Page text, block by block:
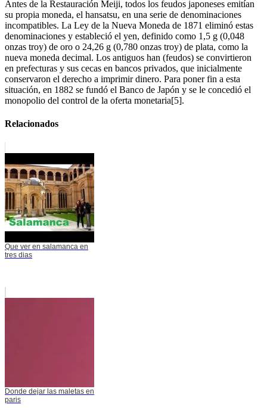
Antes de la Restauración Meiji, todos los feudos japoneses emitían
su propia moneda, el hansatsu, en una serie de denominaciones
incompatibles. La Ley de la Nueva Moneda de 1871 eliminó estas
denominaciones y estableció el yen, definido como 1,5 g (0,048
onzas troy) de oro o 24,26 g (0,780 onzas troy) de plata, como la
nueva moneda decimal. Los antiguos han (feudos) se convirtieron
en prefecturas y sus cecas en bancos privados, que inicialmente
conservaron el derecho a imprimir dinero. Para poner fin a esta
situación, en 1882 se fundó el Banco de Japón y se le concedió el
monopolio del control de la oferta monetaria[5].
Relacionados
Que ver en salamanca en
tres dias
Donde dejar las maletas en
paris